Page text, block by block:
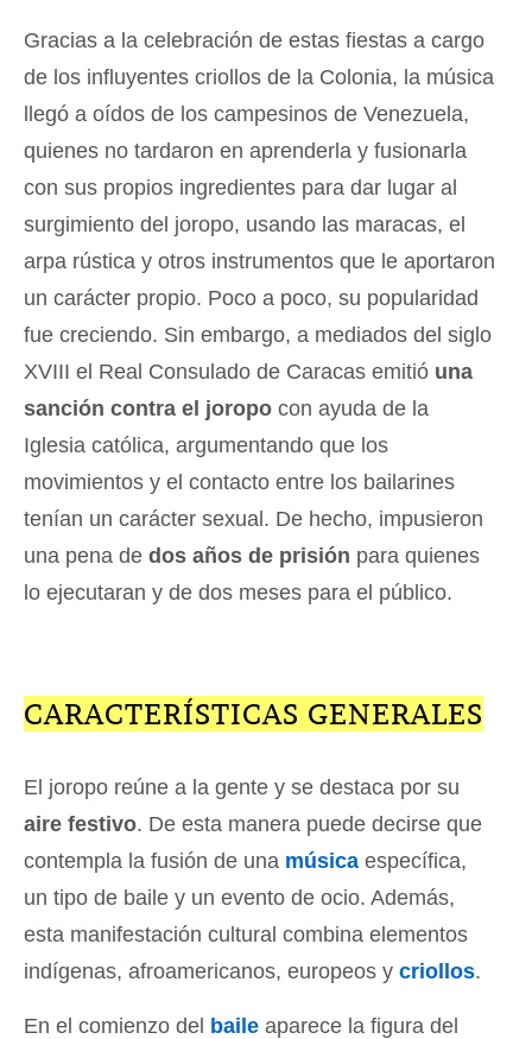
Gracias a la celebración de estas fiestas a cargo
de los influyentes criollos de la Colonia, la música
llegó a oídos de los campesinos de Venezuela,
quienes no tardaron en aprenderla y fusionarla
con sus propios ingredientes para dar lugar al
surgimiento del joropo, usando las maracas, el
arpa rústica y otros instrumentos que le aportaron
un carácter propio. Poco a poco, su popularidad
fue creciendo. Sin embargo, a mediados del siglo
XVIII el Real Consulado de Caracas emitió una
sanción contra el joropo con ayuda de la
Iglesia católica, argumentando que los
movimientos y el contacto entre los bailarines
tenían un carácter sexual. De hecho, impusieron
una pena de dos años de prisión para quienes
lo ejecutaran y de dos meses para el público.
CARACTERÍSTICAS GENERALES
El joropo reúne a la gente y se destaca por su
aire festivo. De esta manera puede decirse que
contempla la fusión de una música específica,
un tipo de baile y un evento de ocio. Además,
esta manifestación cultural combina elementos
indígenas, afroamericanos, europeos y criollos.
En el comienzo del baile aparece la figura del